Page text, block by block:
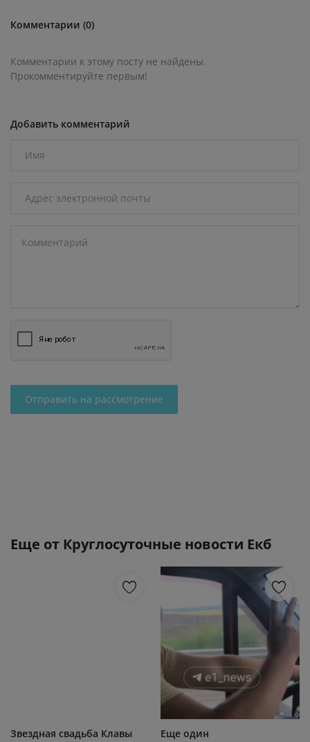
Комментарии (0)
Комментарии к этому посту не найдены.
Прокомментируйте первым!
Добавить комментарий
Отправить на рассмотрение
Еще от Круглосуточные новости Екб
Звездная свадьба Клавы
Еще один